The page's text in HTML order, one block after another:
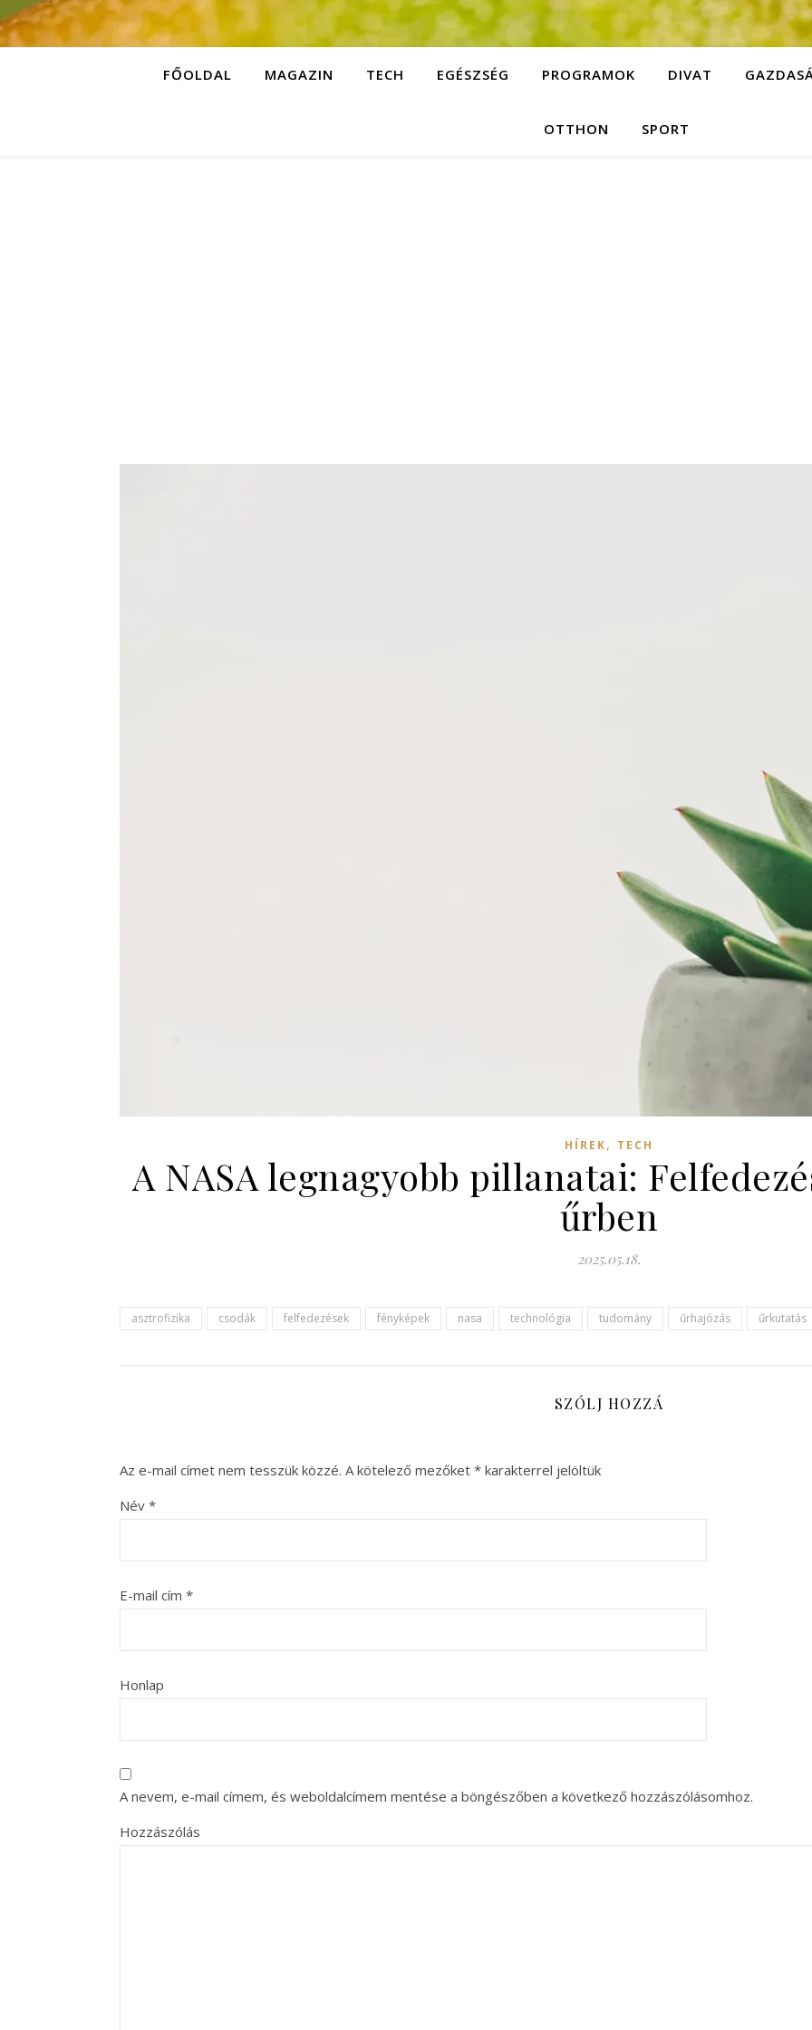
FŐOLDAL MAGAZIN TECH EGÉSZSÉG PROGRAMOK DIVAT
OTTHON SPORT
HÍREK, TECH
A NASA legnagyobb pillanatai:
űrben
2025.05.18.
asztrofizika csodák felfedezések fényképek nasa technológia tudomány űrhajózás űrkutatás
SZÓLJ HOZZÁ
Az e-mail címet nem tesszük közzé. A kötelező mezőket * karakterrel jelöltük
Név *
E-mail cím *
Honlap
A nevem, e-mail címem, és weboldalcímem mentése a böngészőben a következő hozzászólásomhoz.
Hozzászólás